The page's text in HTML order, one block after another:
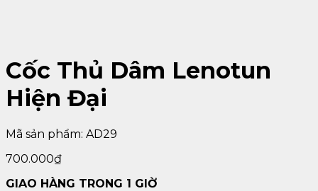
Cốc Thủ Dâm Lenotun
Hiện Đại
Mã sản phẩm: AD29
700.000₫
GIAO HÀNG TRONG 1 GIỜ